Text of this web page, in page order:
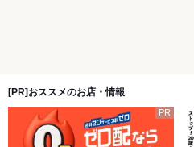
[PR]おススメのお店・情報
PR